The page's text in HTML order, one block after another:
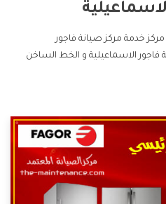
مركز خدمة مركز صيانة فاجور
فاجور الاسماعيلية و الخط الساخن